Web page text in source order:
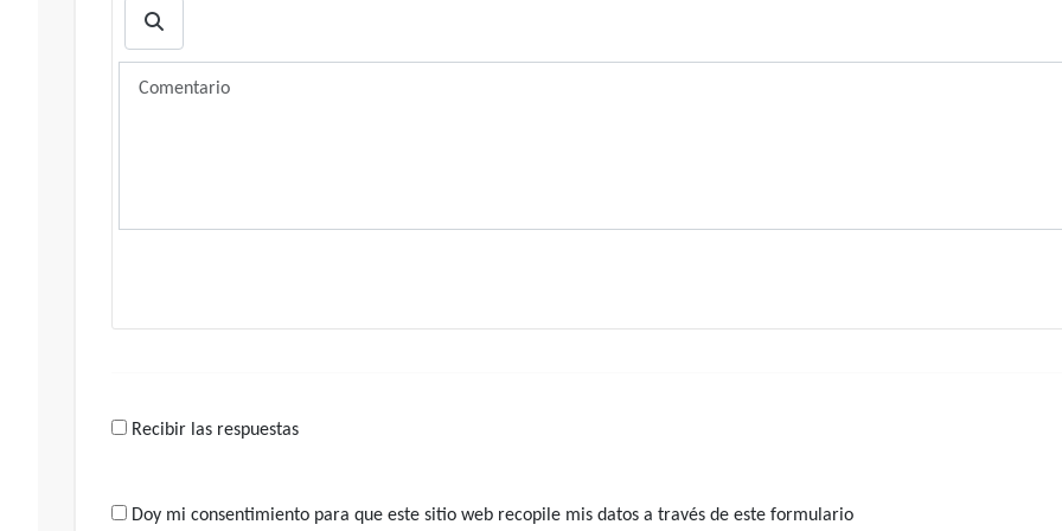
Recibir las respuestas
Doy mi consentimiento para que este sitio web recopile mis datos a través de este formulario